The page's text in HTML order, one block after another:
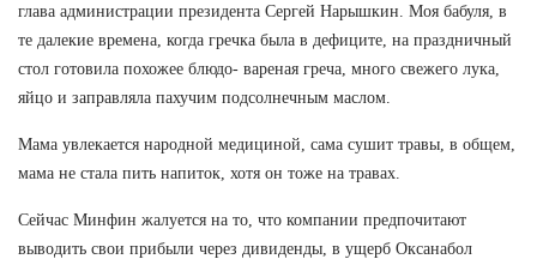
глава администрации президента Сергей Нарышкин. Моя бабуля, в
те далекие времена, когда гречка была в дефиците, на праздничный
стол готовила похожее блюдо- вареная греча, много свежего лука,
яйцо и заправляла пахучим подсолнечным маслом.
Мама увлекается народной медициной, сама сушит травы, в общем,
мама не стала пить напиток, хотя он тоже на травах.
Сейчас Минфин жалуется на то, что компании предпочитают
выводить свои прибыли через дивиденды, в ущерб Оксанабол